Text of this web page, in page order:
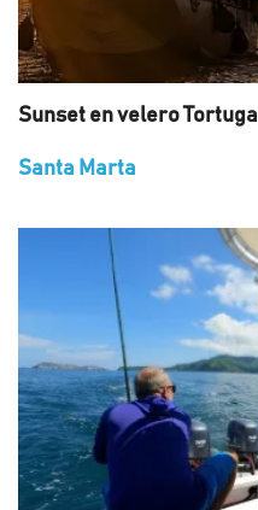
Sunset en velero Tortuga
Santa Marta